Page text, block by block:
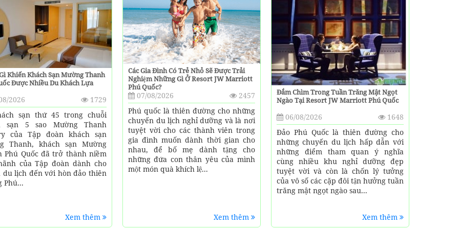
Khiến Khách Sạn Mường Thanh
Được Nhiều Du Khách Lựa
2026
1729
sạn thứ 45 trong chuỗi
sạn 5 sao Mường Thanh
của Tập đoàn khách sạn
Thanh, khách sạn Mường
Phú Quốc đã trở thành niềm
của Tập đoàn dành cho
du lịch đến với hòn đảo thiên
Phú...
Xem thêm
Các Gia Đình Có Trẻ Nhỏ Sẽ Được Trải
Nghiệm Những Gì Ở Resort JW Marriott
Phú Quốc?
07/08/2026
2457
Phú quốc là thiên đường cho những
chuyến du lịch nghỉ dưỡng và là nơi
tuyệt vời cho các thành viên trong
gia đình muốn dành thời gian cho
nhau, để bố mẹ dành tặng cho
những đứa con thân yêu của mình
một món quà khích lệ...
Xem thêm
Đắm Chìm Trong Tuần Trăng Mật Ngọt
Ngào Tại Resort JW Marriott Phú Quốc
06/08/2026
1648
Đảo Phú Quốc là thiên đường cho
những chuyến du lịch hấp dẫn với
những điểm tham quan ý nghĩa
cùng nhiều khu nghỉ dưỡng đẹp
tuyệt vời và còn là chốn lý tưởng
của vô số các cặp đôi tận hưởng tuần
trăng mật ngọt ngào sau...
Xem thêm